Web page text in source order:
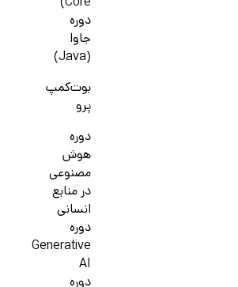
دوره
جاوا
(Java)
بوت‌کمپ
پرو
دوره
هوش
مصنوعی
در منابع
انسانی
دوره
Generative
AI